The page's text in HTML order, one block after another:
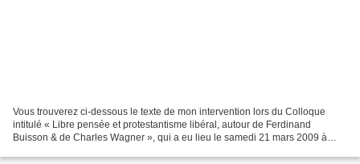
Vous trouverez ci-dessous le texte de mon intervention lors du Colloque
intitulé « Libre pensée et protestantisme libéral, autour de Ferdinand
Buisson & de Charles Wagner », qui a eu lieu le samedi 21 mars 2009 à